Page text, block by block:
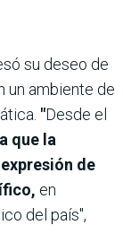
su deseo de
un ambiente de
"Desde el
que la
de
en
del país",